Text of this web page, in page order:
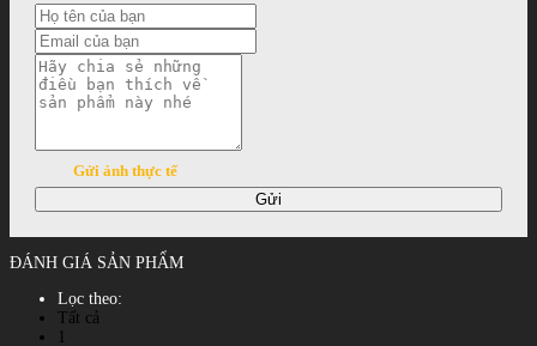
Gửi ảnh thực tế
Gửi
ĐÁNH GIÁ SẢN PHẨM
Lọc theo:
Tất cả